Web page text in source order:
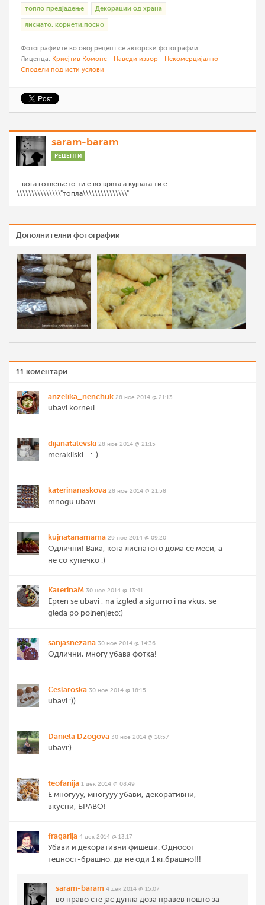
топло предјадење Декорации од храна
лиснато. корнети.посно
Фотографиите во овој рецепт се авторски фотографии.
Лиценца: Криејтив Комонс - Наведи извор - Некомерцијално -
Сподели под исти услови
saram-baram
РЕЦЕПТИ
...кога готвењето ти е во крвта а кујната ти е
\\\\\\\\\\\\\\\"топла\\\\\\\\\\\\\\\"
Дополнителни фотографии
11 коментари
anzelika_nenchuk 28 ное 2014 @ 21:13
ubavi korneti
dijanatalevski 28 ное 2014 @ 21:15
merakliski... :-)
katerinanaskova 28 ное 2014 @ 21:58
mnogu ubavi
kujnatanamama 29 ное 2014 @ 09:20
Одлични! Вака, кога лиснатото дома се меси, а
не со купечко :)
KaterinaM 30 ное 2014 @ 13:41
Epten se ubavi , na izgled a sigurno i na vkus, se
gleda po polnenjeto:)
sanjasnezana 30 ное 2014 @ 14:36
Одлични, многу убава фотка!
Ceslaroska 30 ное 2014 @ 18:15
ubavi :))
Daniela Dzogova 30 ное 2014 @ 18:57
ubavi:)
teofanija 1 дек 2014 @ 08:49
Е многууу, многууу убави, декоративни,
вкусни, БРАВО!
fragarija 4 дек 2014 @ 13:17
Убави и декоративни фишеци. Односот
тецност-брашно, да не оди 1 кг.брашно!!!
saram-baram 4 дек 2014 @ 15:07
во право сте јас дупла доза правев пошто за